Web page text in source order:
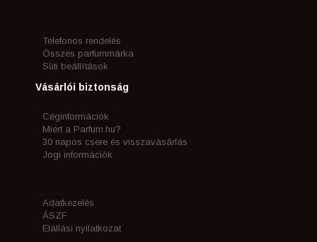
Telefonos rendelés
Összes parfummárka
Süti beállítások
Vásárlói biztonság
Céginformációk
Miért a Parfum.hu?
30 napos csere és visszavásárlás
Jogi információk
Adatkezelés
ÁSZF
Elállási nyilatkozat